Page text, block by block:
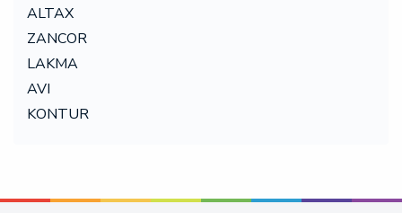
ALTAX
ZANCOR
LAKMA
AVI
KONTUR